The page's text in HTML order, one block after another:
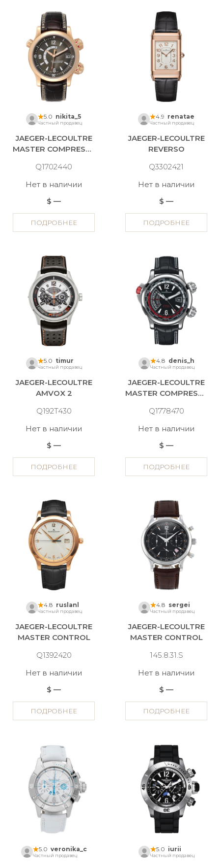
5.0 nikita_5
Частный продавец
JAEGER-LECOULTRE
MASTER COMPRESSOR
Q1702440
Нет в наличии
$ —
ПОДРОБНЕЕ
4.9 renatae
Частный продавец
JAEGER-LECOULTRE
REVERSO
Q3302421
Нет в наличии
$ —
ПОДРОБНЕЕ
5.0 timur
Частный продавец
JAEGER-LECOULTRE
AMVOX 2
Q192T430
Нет в наличии
$ —
ПОДРОБНЕЕ
4.8 denis_h
Частный продавец
JAEGER-LECOULTRE
MASTER COMPRESSOR
Q1778470
Нет в наличии
$ —
ПОДРОБНЕЕ
4.8 ruslanl
Частный продавец
JAEGER-LECOULTRE
MASTER CONTROL
Q1392420
Нет в наличии
$ —
ПОДРОБНЕЕ
4.8 sergei
Частный продавец
JAEGER-LECOULTRE
MASTER CONTROL
145.8.31.S
Нет в наличии
$ —
ПОДРОБНЕЕ
5.0 veronika_c
Частный продавец
5.0 iurii
Частный продавец